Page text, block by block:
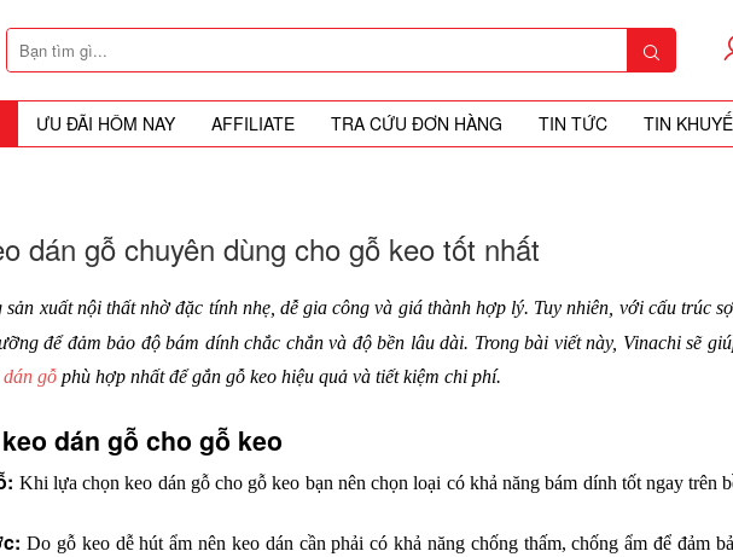
ƯU ĐÃI HÔM NAY AFFILIATE TRA CỨU ĐƠN HÀNG TIN TỨC TIN
dán gỗ chuyên dùng cho gỗ keo tốt nhất
xuất nội thất nhờ đặc tính nhẹ, dễ gia công và giá thành hợp lý. Tuy nhiên, với cấu trúc
để đảm bảo độ bám dính chắc chắn và độ bền lâu dài. Trong bài viết này, Vinachi sẽ
dán gỗ phù hợp nhất để gắn gỗ keo hiệu quả và tiết kiệm chi phí.
dán gỗ cho gỗ keo
Khi lựa chọn keo dán gỗ cho gỗ keo bạn nên chọn loại có khả năng bám dính tốt ngay trên
Do gỗ keo dễ hút ẩm nên keo dán cần phải có khả năng chống thấm, chống ẩm để đảm